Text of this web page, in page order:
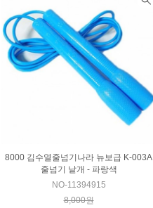
8000 김수열줄넘기나라 뉴보급 K-003A
줄넘기 낱개 - 파랑색
NO-11394915
8,000원